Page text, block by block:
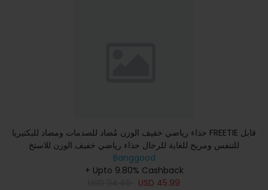
حذاء رياضي خفيف الوزن مُضاد للصدمات ومضاد للبكتيريا FREETIE قابل
للتنفس ومريح للغاية للرجال حذاء رياضي خفيف الوزن للاستخ
Banggood
+ Upto 9.80% Cashback
USD 45.99